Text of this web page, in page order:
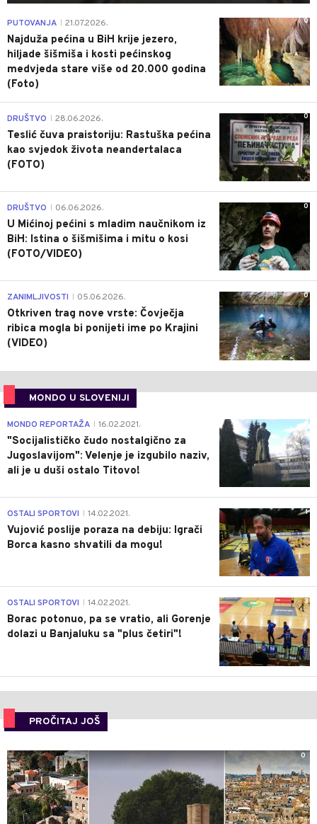
0
PUTOVANJA 21.07.2026.
Najduža pećina u BiH krije jezero,
hiljade šišmiša i kosti pećinskog
medvjeda stare više od 20.000 godina
(Foto)
0
DRUŠTVO 28.06.2026.
Teslić čuva praistoriju: Rastuška pećina
kao svjedok života neandertalaca
(FOTO)
0
DRUŠTVO 06.06.2026.
U Mićinoj pećini s mladim naučnikom iz
BiH: Istina o šišmišima i mitu o kosi
(FOTO/VIDEO)
0
ZANIMLJIVOSTI 05.06.2026.
Otkriven trag nove vrste: Čovječja
ribica mogla bi ponijeti ime po Krajini
(VIDEO)
MONDO U SLOVENIJI
4
MONDO REPORTAŽA 16.02.2021.
"Socijalističko čudo nostalgično za
Jugoslavijom": Velenje je izgubilo naziv,
ali je u duši ostalo Titovo!
1
OSTALI SPORTOVI 14.02.2021.
Vujović poslije poraza na debiju: Igrači
Borca kasno shvatili da mogu!
3
OSTALI SPORTOVI 14.02.2021.
Borac potonuo, pa se vratio, ali Gorenje
dolazi u Banjaluku sa "plus četiri"!
PROČITAJ JOŠ
0